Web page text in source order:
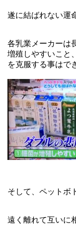
遂に結ばれない運
各乳業メーカーは
増殖しやすいこと
を克服する事はで
そして、ペットボ
遠く離れて互いに